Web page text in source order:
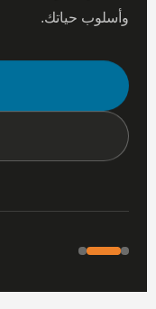
وأسلوب حياتك.